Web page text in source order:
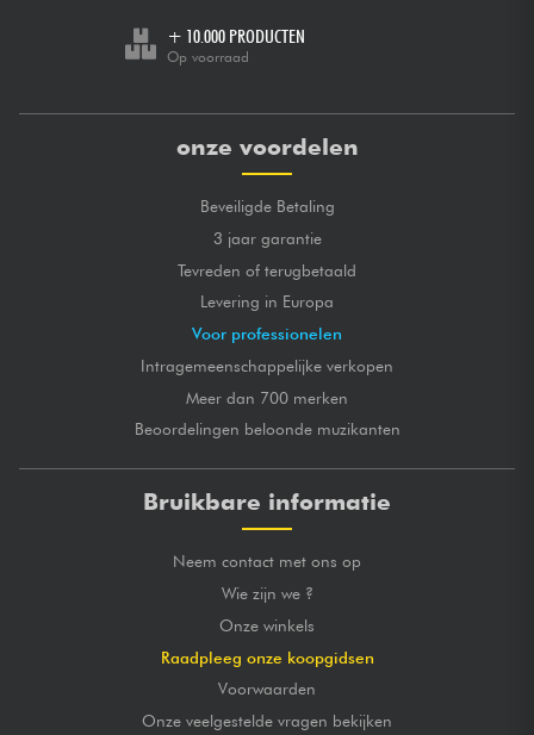
+ 10.000 PRODUCTEN
Op voorraad
onze voordelen
Beveiligde Betaling
3 jaar garantie
Tevreden of terugbetaald
Levering in Europa
Voor professionelen
Intragemeenschappelijke verkopen
Meer dan 700 merken
Beoordelingen beloonde muzikanten
Bruikbare informatie
Neem contact met ons op
Wie zijn we ?
Onze winkels
Raadpleeg onze koopgidsen
Voorwaarden
Onze veelgestelde vragen bekijken